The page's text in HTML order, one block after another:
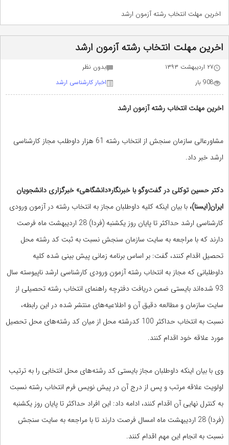
اخرین مهلت انتخاب رشته آزمون ارشد
اخرین مهلت انتخاب رشته آزمون ارشد
۲۷ اردیبهشت ۱۳۹۳
بدون نظر
908 بار
اخبار کارشناسی ارشد
اخرین مهلت انتخاب رشته آزمون ارشد
مشاورعالی سازمان سنجش از انتخاب رشته 61 هزار داوطلب مجاز کارشناسی
ارشد خبر داد.
دکتر حسین توکلی در گفت‌وگو با خبرنگار«دانشگاهی» خبرگزاری دانشجویان
ایران(ایسنا)، با بیان اینکه کلیه داوطلبان مجاز به انتخاب رشته در آزمون ورودی
کارشناسی ارشد حداکثر تا پایان روز یکشنبه (فردا) 28 اردیبهشت ماه فرصت
دارند که با مراجعه به سایت سازمان سنجش نسبت به ثبت کد رشته محل
تحصیل اقدام کنند، گفت: بر اساس برنامه زمانی پیش بینی شده کلیه
داوطلبانی که مجاز به انتخاب رشته آزمون ورودی کارشناسی ارشد ناپیوسته سال
93 شده‌اند بایستی ضمن دریافت دفترچه راهنمای انتخاب رشته تحصیلی از
سایت سازمان و مطالعه دقیق آن و اطلاعیه‌های منتشر شده در این رابطه،
نسبت به انتخاب حداکثر 100 کدرشته محل از میان کد رشته‌های محل تحصیل
مورد علاقه خود اقدام کنند.
وی با بیان اینکه داوطلبان مجاز بایستی کد رشته‌های محل انتخابی را به ترتیب
اولویت علاقه مرتب و پس از درج آن در پیش نویس فرم انتخاب رشته نسبت
به کنترل نهایی آن اقدام کنند، ادامه داد: این افراد حداکثر تا پایان روز یکشنبه
(فردا) 28 اردیبهشت ماه امسال فرصت دارند تا با مراجعه به سایت سنجش
نسبت به انجام این مهم اقدام کنند.